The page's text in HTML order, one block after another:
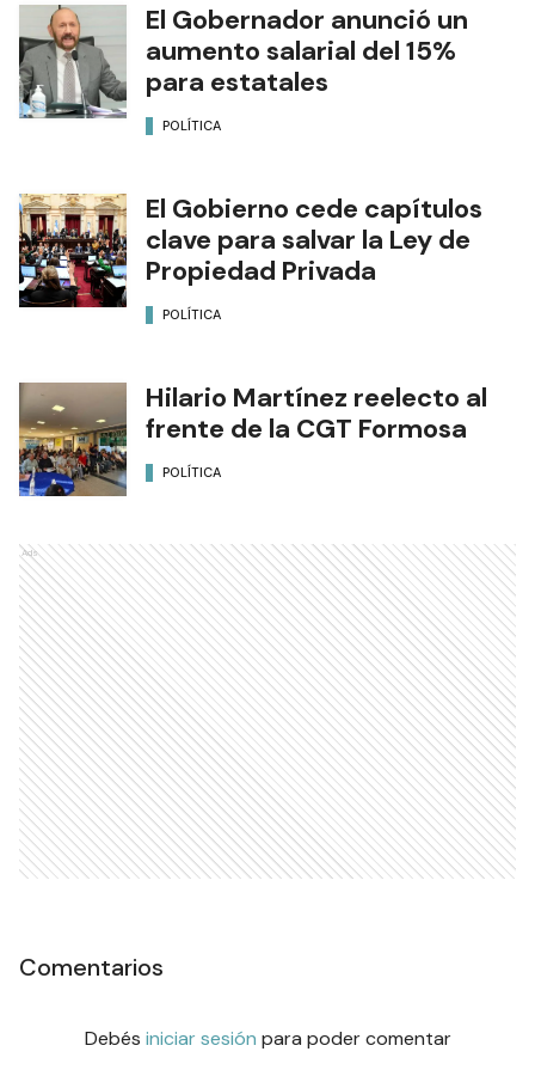
El Gobernador anunció un
aumento salarial del 15%
para estatales
POLÍTICA
El Gobierno cede capítulos
clave para salvar la Ley de
Propiedad Privada
POLÍTICA
Hilario Martínez reelecto al
frente de la CGT Formosa
POLÍTICA
Ads
Comentarios
Debés iniciar sesión para poder comentar